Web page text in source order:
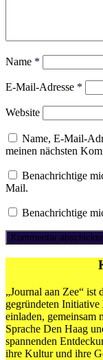
Name *
E-Mail-Adresse *
Website
Name, E-Mail-
meinen nächsten
Benachrichtige
Mail.
Benachrichtige
„Journal aan Zee“ ist
gegründeten Initiative
einladen, gemeinsam
Sprache Den Haag
spannenden
ihre Kultur und ihre